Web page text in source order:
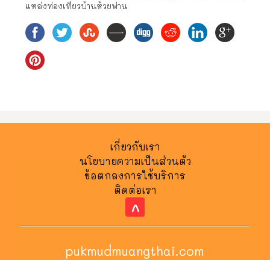
แหล่งท่องเที่ยวบ้านห้วยพ่าน
เกี่ยวกับเรา
นโยบายความเป็นส่วนตัว
ข้อตกลงการใช้บริการ
ติดต่อเรา
^
pukmudmuangthai.com